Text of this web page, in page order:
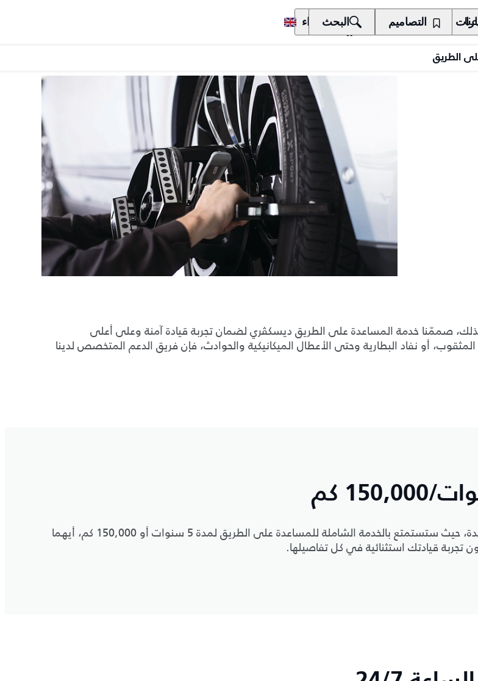
المالكون الاكتشاف الشراء التصاميم البحث
الطريق
لذلك، صممّنا خدمة المساعدة على الطريق ديسكڤري لضمان تجربة قيادة آمنة وعلى أعلى
أو نفاد البطارية وحتى الأعطال الميكانيكية والحوادث، فإن فريق الدعم المتخصص لدينا
تبدأ تجربة امتلاكك من اللحظة التي تقود فيها مركبتك ديسكڤري الجديدة، حيث ستستمتع بالخدمة الشاملة للمساعدة على الطريق لمدة 5 سنوات أو 150,000 كم، أيهما
قيادتك استثنائية في كل تفاصيلها.